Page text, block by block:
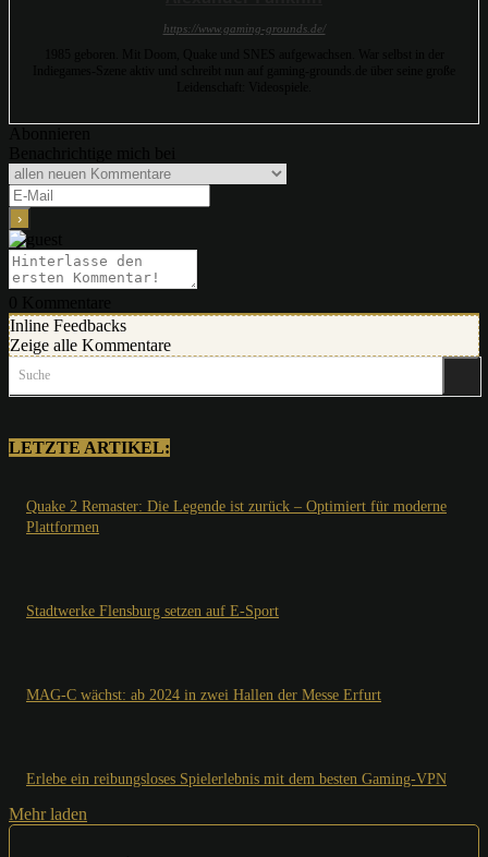
https://www.gaming-grounds.de/
Inline Feedbacks
Zeige alle Kommentare
Suche
LETZTE ARTIKEL:
Quake 2 Remaster: Die Legende ist zurück – Optimiert für moderne
Plattformen
Stadtwerke Flensburg setzen auf E-Sport
MAG-C wächst: ab 2024 in zwei Hallen der Messe Erfurt
Erlebe ein reibungsloses Spielerlebnis mit dem besten Gaming-VPN
Mehr laden